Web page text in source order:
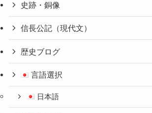
史跡・銅像
信長公記（現代文）
歴史ブログ
言語選択
日本語